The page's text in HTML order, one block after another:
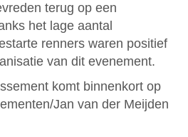
terug op een
het lage aantal
renners waren positief
van dit evenement.
komt binnenkort op
Jan van der Meijden